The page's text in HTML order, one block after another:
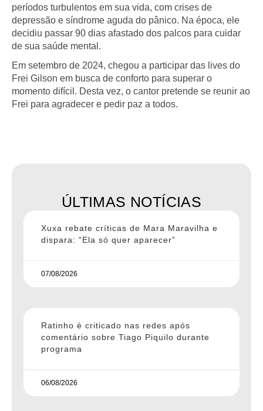
períodos turbulentos em sua vida, com crises de
depressão e síndrome aguda do pânico. Na época, ele
decidiu passar 90 dias afastado dos palcos para cuidar
de sua saúde mental.
Em setembro de 2024, chegou a participar das lives do
Frei Gilson em busca de conforto para superar o
momento difícil. Desta vez, o cantor pretende se reunir ao
Frei para agradecer e pedir paz a todos.
ÚLTIMAS NOTÍCIAS
Xuxa rebate críticas de Mara Maravilha e
dispara: “Ela só quer aparecer”
07/08/2026
Ratinho é criticado nas redes após
comentário sobre Tiago Piquilo durante
programa
06/08/2026